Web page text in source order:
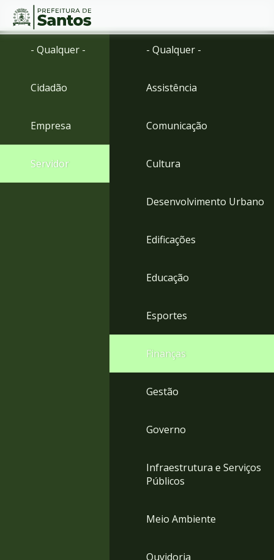
Ir
menu
para
Conteúdo
- Qualquer -
Cidadão
Empresa
Servidor
- Qualquer -
Assistência
Comunicação
Cultura
Desenvolvimento Urbano
Edificações
Educação
Esportes
Finanças
Gestão
Governo
Infraestrutura e Serviços
Públicos
Meio Ambiente
Ouvidoria